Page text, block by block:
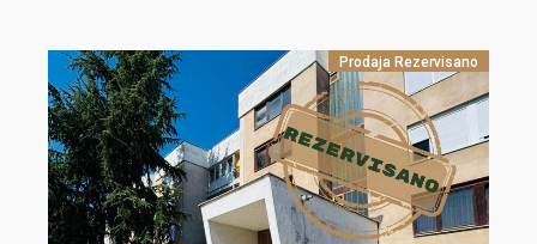
Prodaja Rezervisano